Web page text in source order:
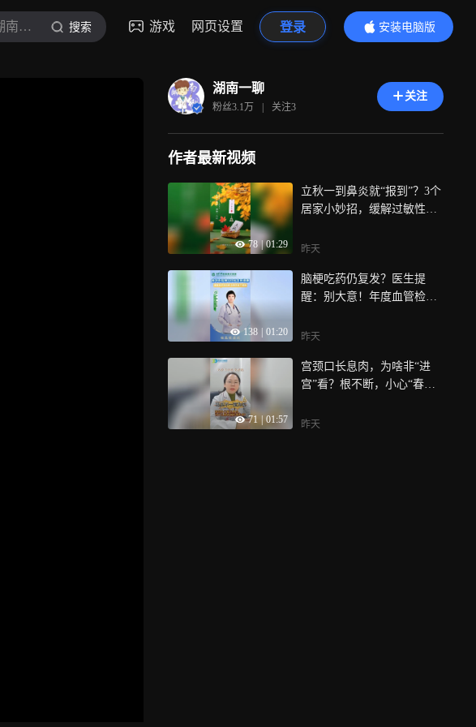
湖南一聊 搜索 游戏 网页设置 登录
安装电脑版
内容更精彩
湖南一聊
粉丝3.1万 | 关注3
关注
作者最新视频
78 | 01:29
立秋一到鼻炎就“报到”？3个
居家小妙招，缓解过敏性鼻
昨天
138 01:20
脑梗吃药仍复发？医生提
醒：别大意！年度血管检查
昨天
71 01:57
宫颈口长息肉，为啥非“进
宫”看？根不断，小心“春风
昨天